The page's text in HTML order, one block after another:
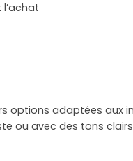
options adaptées aux
ou avec des tons